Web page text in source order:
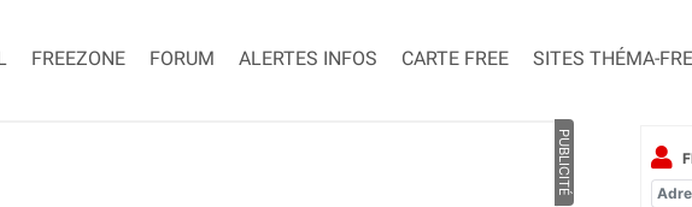
FREEZONE FORUM ALERTES INFOS CARTE FREE SITES THÉMA-
PUBLICITÉ